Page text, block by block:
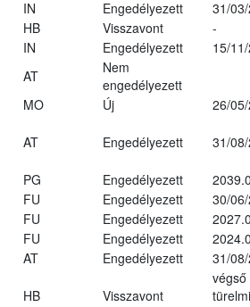
IN Engedélyezett
31/
HB Visszavont
-
IN Engedélyezett
15/
AT
Nem
engedélyezett
MO Új
26/
AT Engedélyezett 31/
PG Engedélyezett
FU Engedélyezett
30/
FU Engedélyezett
FU Engedélyezett
AT Engedélyezett 31/
HB Visszavont
végső